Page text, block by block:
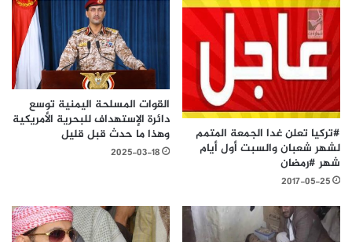
#تركيا تعلن غدا الجمعة المتمم
لشهر شعبان والسبت أول أيام
شهر #رمضان
2017-05-25
القوات المسلحة اليمنية توسع
دائرة الإستهداف للبحرية الأمريكية
وهذا ما حدث قبل قليل
2025-03-18